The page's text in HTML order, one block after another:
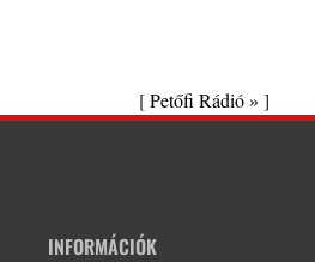
[Petőfi Rádió » ]
INFORMÁCIÓK